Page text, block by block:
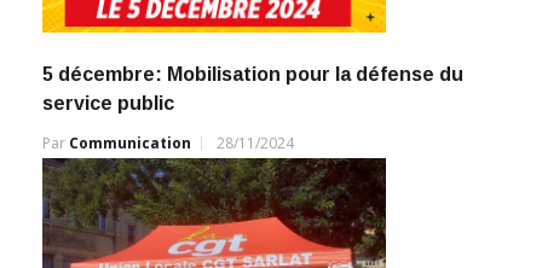
5 décembre: Mobilisation pour la défense du
service public
Par Communication 28/11/2024